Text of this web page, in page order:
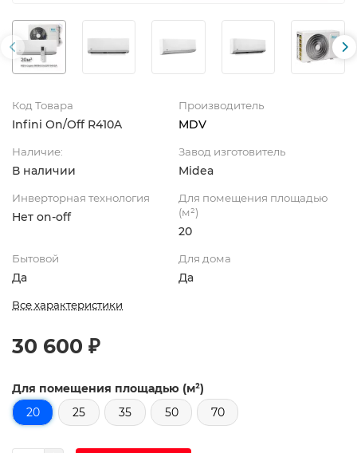
Код Товара
Infini On/Off R410A
Производитель
MDV
Наличие:
В наличии
Завод изготовитель
Midea
Инверторная технология
Нет on-off
Для помещения площадью
(м²)
20
Бытовой
Да
Для дома
Да
Все характеристики
30 600 ₽
Для помещения площадью (м²)
20
25 35 50 70